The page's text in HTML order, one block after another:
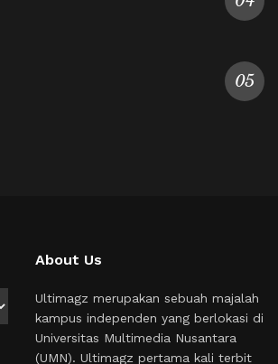
About Us
Ultimagz merupakan sebuah majalah
kampus independen yang berlokasi di
Universitas Multimedia Nusantara
(UMN). Ultimagz pertama kali terbit